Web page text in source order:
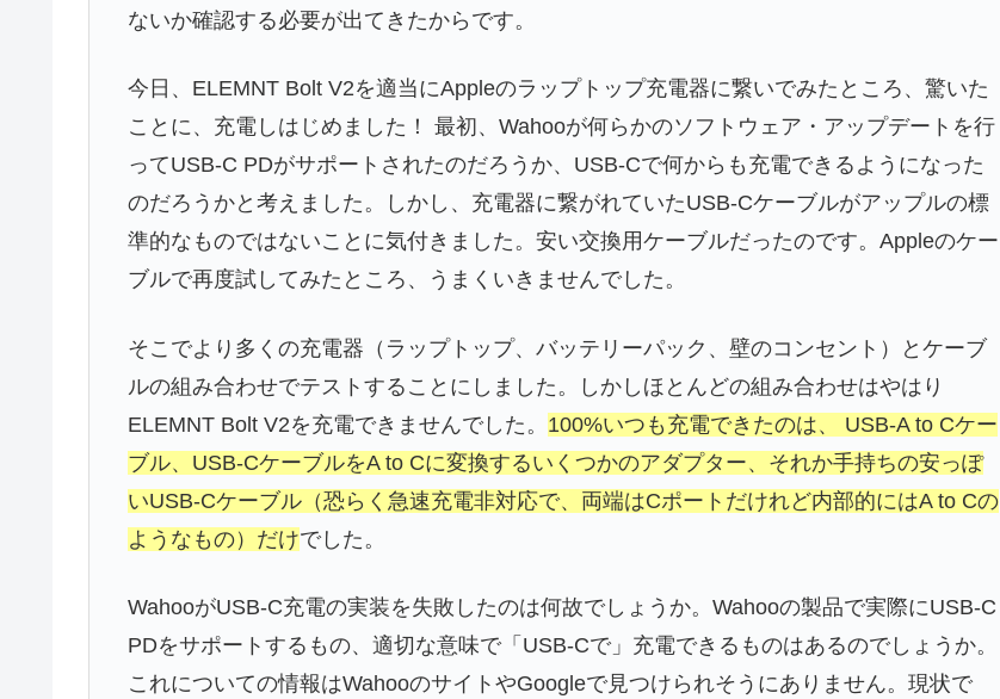
ないか確認する必要が出てきたからです。
今日、ELEMNT Bolt V2を適当にAppleのラップトップ充電器に繋いでみたところ、驚いた
ことに、充電しはじめました！ 最初、Wahooが何らかのソフトウェア・アップデートを行
ってUSB-C PDがサポートされたのだろうか、USB-Cで何からも充電できるようになった
のだろうかと考えました。しかし、充電器に繋がれていたUSB-Cケーブルがアップルの標
準的なものではないことに気付きました。安い交換用ケーブルだったのです。Appleのケー
ブルで再度試してみたところ、うまくいきませんでした。
そこでより多くの充電器（ラップトップ、バッテリーパック、壁のコンセント）とケーブ
ルの組み合わせでテストすることにしました。しかしほとんどの組み合わせはやはり
ELEMNT Bolt V2を充電できませんでした。 100%いつも充電できたのは、 USB-A to Cケー
ブル、USB-CケーブルをA to Cに変換するいくつかのアダプター、それか手持ちの安っぽ
いUSB-Cケーブル（恐らく急速充電非対応で、両端はCポートだけれど内部的にはA to Cの
ようなもの）だけでした。
WahooがUSB-C充電の実装を失敗したのは何故でしょうか。Wahooの製品で実際にUSB-C
PDをサポートするもの、適切な意味で「USB-Cで」充電できるものはあるのでしょうか。
これについての情報はWahooのサイトやGoogleで見つけられそうにありません。現状で